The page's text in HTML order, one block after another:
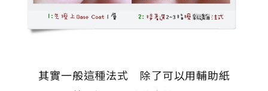
其實一般這種法式 除了可以用輔助紙